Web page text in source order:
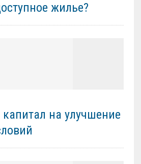
жилье?
на улучшение